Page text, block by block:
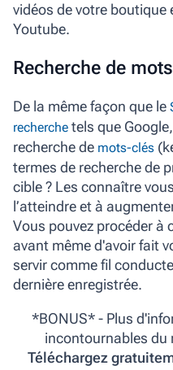
vidéos de votre boutique
Youtube.
Recherche de
De la même façon que le
recherche tels que
recherche de mots-clés
termes de recherche de
cible ? Les connaître
l’atteindre et à
Vous pouvez procéder à
avant même d'avoir fait
servir comme fil
dernière enregistrée.
*BONUS* - Plus
incontournables du
Téléchargez